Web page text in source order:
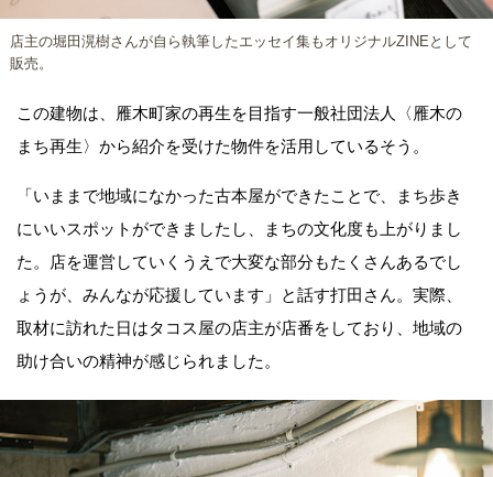
店主の堀田滉樹さんが自ら執筆したエッセイ集もオリジナルZINEとして
販売。
この建物は、雁木町家の再生を目指す一般社団法人〈雁木の
まち再生〉から紹介を受けた物件を活用しているそう。
「いままで地域になかった古本屋ができたことで、まち歩き
にいいスポットができましたし、まちの文化度も上がりまし
た。店を運営していくうえで大変な部分もたくさんあるでし
ょうが、みんなが応援しています」と話す打田さん。実際、
取材に訪れた日はタコス屋の店主が店番をしており、地域の
助け合いの精神が感じられました。